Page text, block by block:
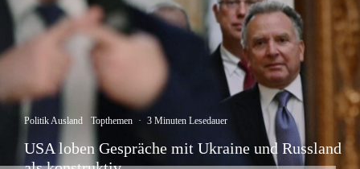
Politik Ausland Topthemen · 3 Minuten Lesedauer
USA loben Gespräche mit Ukraine und Russland